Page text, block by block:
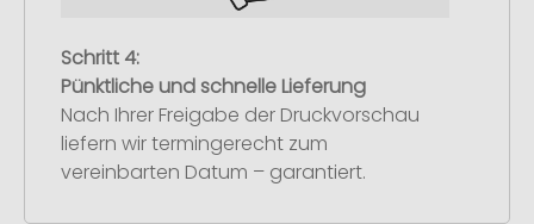
Schritt 4:
Pünktliche und schnelle Lieferung
Nach Ihrer Freigabe der Druckvorschau
liefern wir termingerecht zum
vereinbarten Datum – garantiert.